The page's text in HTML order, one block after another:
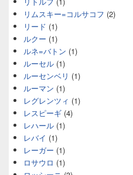
リムスキー=コルサコフ (2)
リード (1)
ルクー (1)
ルネ=バトン (1)
ルーセル (1)
ルーセンベリ (1)
ルーマン (1)
レグレンツィ (1)
レスピーギ (4)
レハール (1)
レバイ (1)
レーガー (1)
ロサウロ (1)